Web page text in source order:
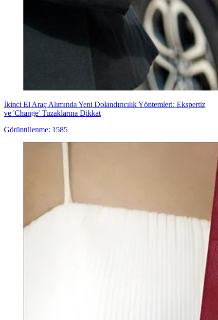
İkinci El Araç Alımında Yeni Dolandırıcılık Yöntemleri: Ekspertiz
ve 'Change' Tuzaklarına Dikkat
Görüntülenme: 1585